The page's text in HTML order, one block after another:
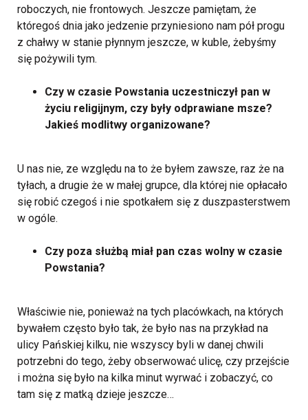
roboczych, nie frontowych. Jeszcze pamiętam, że
któregoś dnia jako jedzenie przyniesiono nam pół progu
z chałwy w stanie płynnym jeszcze, w kuble, żebyśmy
się pożywili tym.
Czy w czasie Powstania uczestniczył pan w
życiu religijnym, czy były odprawiane msze?
Jakieś modlitwy organizowane?
U nas nie, ze względu na to że byłem zawsze, raz że na
tyłach, a drugie że w małej grupce, dla której nie opłacało
się robić czegoś i nie spotkałem się z duszpasterstwem
w ogóle.
Czy poza służbą miał pan czas wolny w czasie
Powstania?
Właściwie nie, ponieważ na tych placówkach, na których
bywałem często było tak, że było nas na przykład na
ulicy Pańskiej kilku, nie wszyscy byli w danej chwili
potrzebni do tego, żeby obserwować ulicę, czy przejście
i można się było na kilka minut wyrwać i zobaczyć, co
tam się z matką dzieje jeszcze…